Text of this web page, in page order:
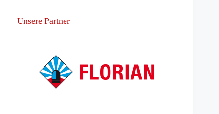
Unsere Partner